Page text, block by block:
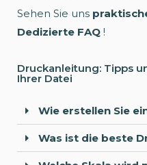
Sehen Sie uns
Dedizierte FAQ !
Druckanleitung: Tipps
Ihrer Datei
Wie erstellen Sie
Was ist die beste